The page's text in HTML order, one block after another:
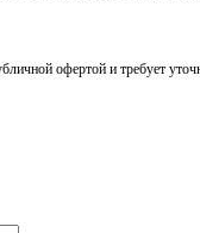
офертой и требует